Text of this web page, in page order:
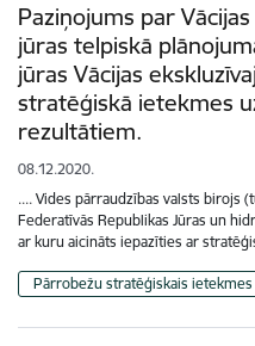
Paziņojums par
jūras telpiskā
jūras Vācijas
stratēģiskā ietekmes
rezultātiem.
08.12.2020.
.... Vides pārraudzības valsts birojs
Federatīvās Republikas Jūras un
ar kuru aicināts iepazīties ar
Pārrobežu stratēģiskais